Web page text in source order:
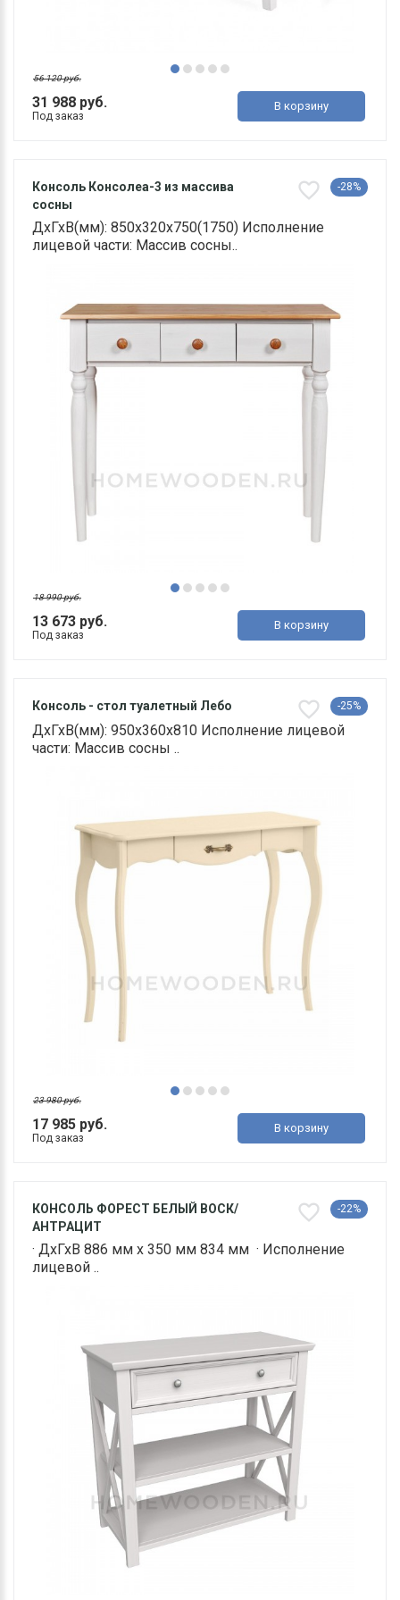
31 988 руб.
56 120 руб.
Под заказ
В корзину
Консоль Консолеа-3 из массива
сосны
-28%
ДхГхВ(мм): 850х320х750(1750) Исполнение
лицевой части: Массив сосны..
13 673 руб.
18 990 руб.
Под заказ
В корзину
Консоль - стол туалетный Лебо -25%
ДхГхВ(мм): 950х360х810 Исполнение лицевой
части: Массив сосны ..
17 985 руб.
23 980 руб.
Под заказ
В корзину
КОНСОЛЬ ФОРЕСТ БЕЛЫЙ ВОСК/
АНТРАЦИТ
-22%
· ДхГхВ 886 мм х 350 мм 834 мм · Исполнение
лицевой ..